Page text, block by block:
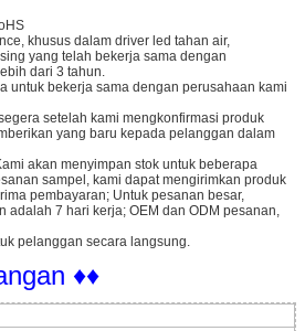
khusus dalam driver led tahan air,
yang telah bekerja sama dengan
dari 3 tahun.
untuk bekerja sama dengan perusahaan kami
setelah kami mengkonfirmasi produk
yang baru kepada pelanggan dalam
akan menyimpan stok untuk beberapa
sampel, kami dapat mengirimkan produk
pembayaran; Untuk pesanan besar,
adalah 7 hari kerja; OEM dan ODM pesanan,
pelanggan secara langsung.
♦♦